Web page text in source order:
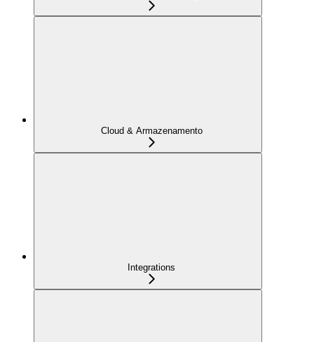
Cloud & Armazenamento
Integrations